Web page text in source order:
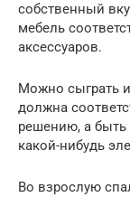
собственный
мебель
аксессуаров.
Можно сыграть и
должна
решению, а быть
какой-нибудь
Во взрослую